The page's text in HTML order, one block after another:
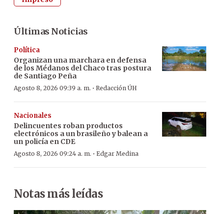
Últimas Noticias
Política
Organizan una marchara en defensa
de los Médanos del Chaco tras postura
de Santiago Peña
Agosto 8, 2026 09:39 a. m. · Redacción ÚH
Nacionales
Delincuentes roban productos
electrónicos a un brasileño y balean a
un policía en CDE
Agosto 8, 2026 09:24 a. m. · Edgar Medina
Notas más leídas